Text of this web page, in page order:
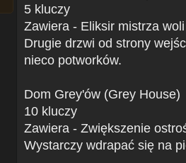
5 kluczy
Zawiera - Eliksir mistrza
Drugie drzwi od strony
nieco potworków.
Dom Grey'ów (Grey House)
10 kluczy
Zawiera - Zwiększenie
Wystarczy wdrapać się na